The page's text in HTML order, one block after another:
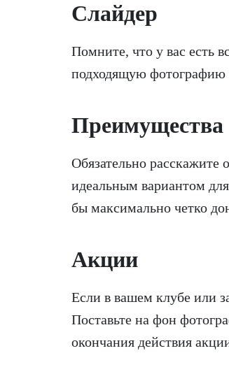
Слайдер
Помните, что у вас есть
подходящую фотографию
Преимущества
Обязательно расскажите
идеальным вариантом
бы максимально четко
Акции
Если в вашем клубе или
Поставьте на фон
окончания действия